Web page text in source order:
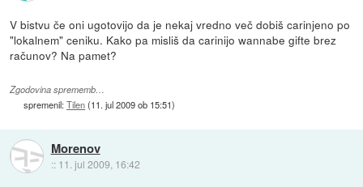
V bistvu če oni ugotovijo da je nekaj vredno več dobiš carinjeno po
"lokalnem" ceniku. Kako pa misliš da carinijo wannabe gifte brez
računov? Na pamet?
Zgodovina sprememb…
spremenil:Tilen(11. jul 2009 ob 15:51)
Morenov
:: 11. jul 2009, 16:42